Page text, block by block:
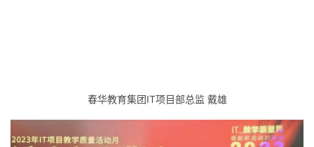
春华教育集团IT项目部总监 戴雄